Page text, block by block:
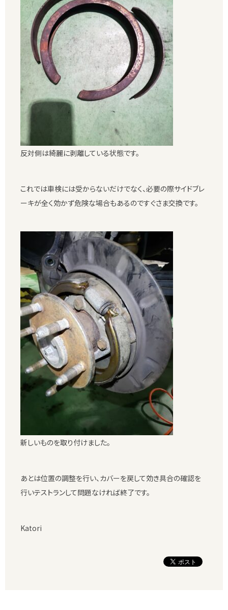
反対側は綺麗に剥離している状態です。
これでは車検には受からないだけでなく、必要の際サイドブレ
ーキが全く効かず危険な場合もあるのですぐさま交換です。
新しいものを取り付けました。
あとは位置の調整を行い、カバーを戻して効き具合の確認を
行いテストランして問題なければ終了です。
Katori